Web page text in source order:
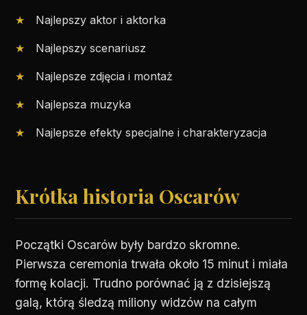
Najlepszy aktor i aktorka
Najlepszy scenariusz
Najlepsze zdjęcia i montaż
Najlepsza muzyka
Najlepsze efekty specjalne i charakteryzacja
Krótka historia Oscarów
Początki Oscarów były bardzo skromne.
Pierwsza ceremonia trwała około 15 minut i miała
formę kolacji. Trudno porównać ją z dzisiejszą
galą, którą śledzą miliony widzów na całym